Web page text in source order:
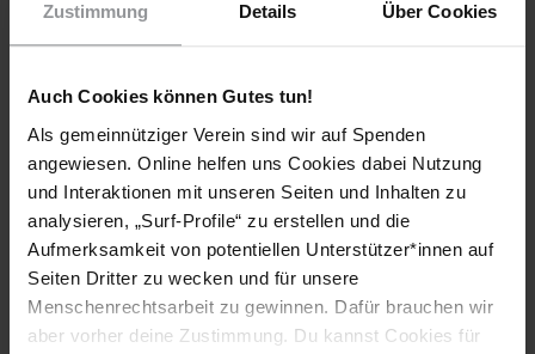
Zustimmung Details Über Cookies
Auch Cookies können Gutes tun!
Als gemeinnütziger Verein sind wir auf Spenden
angewiesen. Online helfen uns Cookies dabei Nutzung
und Interaktionen mit unseren Seiten und Inhalten zu
analysieren, „Surf-Profile“ zu erstellen und die
Aufmerksamkeit von potentiellen Unterstützer*innen auf
Seiten Dritter zu wecken und für unsere
Menschenrechtsarbeit zu gewinnen. Dafür brauchen wir
aber vorher deine Zustimmung. Du kannst Cookies für
E-Mail:echile.alemania@minrel.gob.cl
(Standardbrief: 0,85 €)
LÄNDER
Chile
DATUM
30. August 2024
Bitte setzt euch für Gustavo Gatica ein!